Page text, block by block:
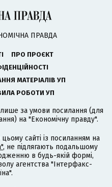
ПРАВДА
ПРО ПРОЄКТ
МАТЕРІАЛІВ УП
РОБОТИ УП
лише за умови посилання (для
на "Економічну правду".
цьому сайті із посиланням на
, не підлягають подальшому
в будь-якій формі,
агентства "Інтерфакс-